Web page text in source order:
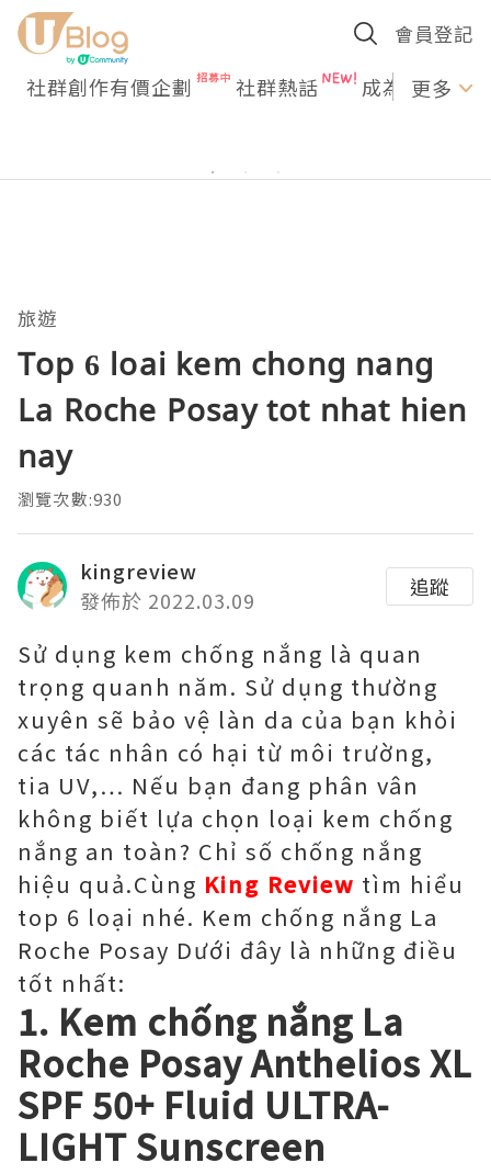
會員登記
社群創作有價企劃 社群熱話 成為U更多
旅遊
Top 6 loai kem chong nang
La Roche Posay tot nhat hien
nay
瀏覽次數:930
kingreview
發佈於 2022.03.09
追蹤
Sử dụng kem chống nắng là quan
trọng quanh năm. Sử dụng thường
xuyên sẽ bảo vệ làn da của bạn khỏi
các tác nhân có hại từ môi trường,
tia UV,… Nếu bạn đang phân vân
không biết lựa chọn loại kem chống
nắng an toàn? Chỉ số chống nắng
hiệu quả.Cùng King Review tìm hiểu
top 6 loại nhé. Kem chống nắng La
Roche Posay Dưới đây là những điều
tốt nhất:
1. Kem chống nắng La
Roche Posay Anthelios XL
SPF 50+ Fluid ULTRA-
LIGHT Sunscreen